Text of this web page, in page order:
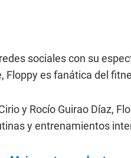
sociales con su
es fanática del
y Rocío Guirao Díaz,
y entrenamientos